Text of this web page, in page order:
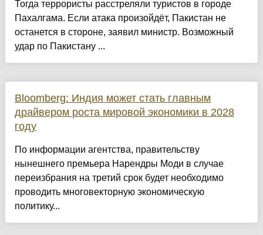
Тогда террористы расстреляли туристов в городе
Пахалгама. Если атака произойдёт, Пакистан не
останется в стороне, заявил министр. Возможный
удар по Пакистану ...
Bloomberg: Индия может стать главным
драйвером роста мировой экономики в 2028
году
По информации агентства, правительству
нынешнего премьера Нарендры Моди в случае
переизбрания на третий срок будет необходимо
проводить многовекторную экономическую
политику...